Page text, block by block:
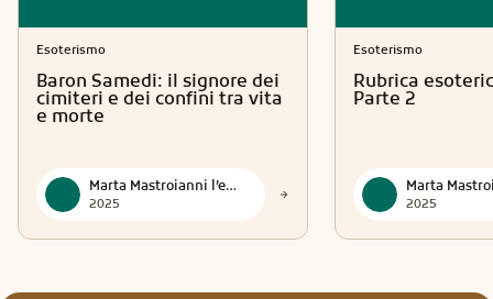
Esoterismo
Baron Samedi: il signore dei
cimiteri e dei confini tra vita
e morte
Marta Mastroianni l’eredità spirituale di Donna Teresa dei Mastroianni
2025
Esoterismo
Rubrica
Parte 2
2025